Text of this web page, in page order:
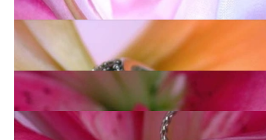
3.390,00 €
Aparter Ring mit schwarzen Diamanten, weißen &
naturbraunen Brillanten
3.100,00 €
Herrliche Halb Creolen mit braunen Diamanten
3.960,00 €
Interessanter Anhänger mit weißen & braunen Brillanten